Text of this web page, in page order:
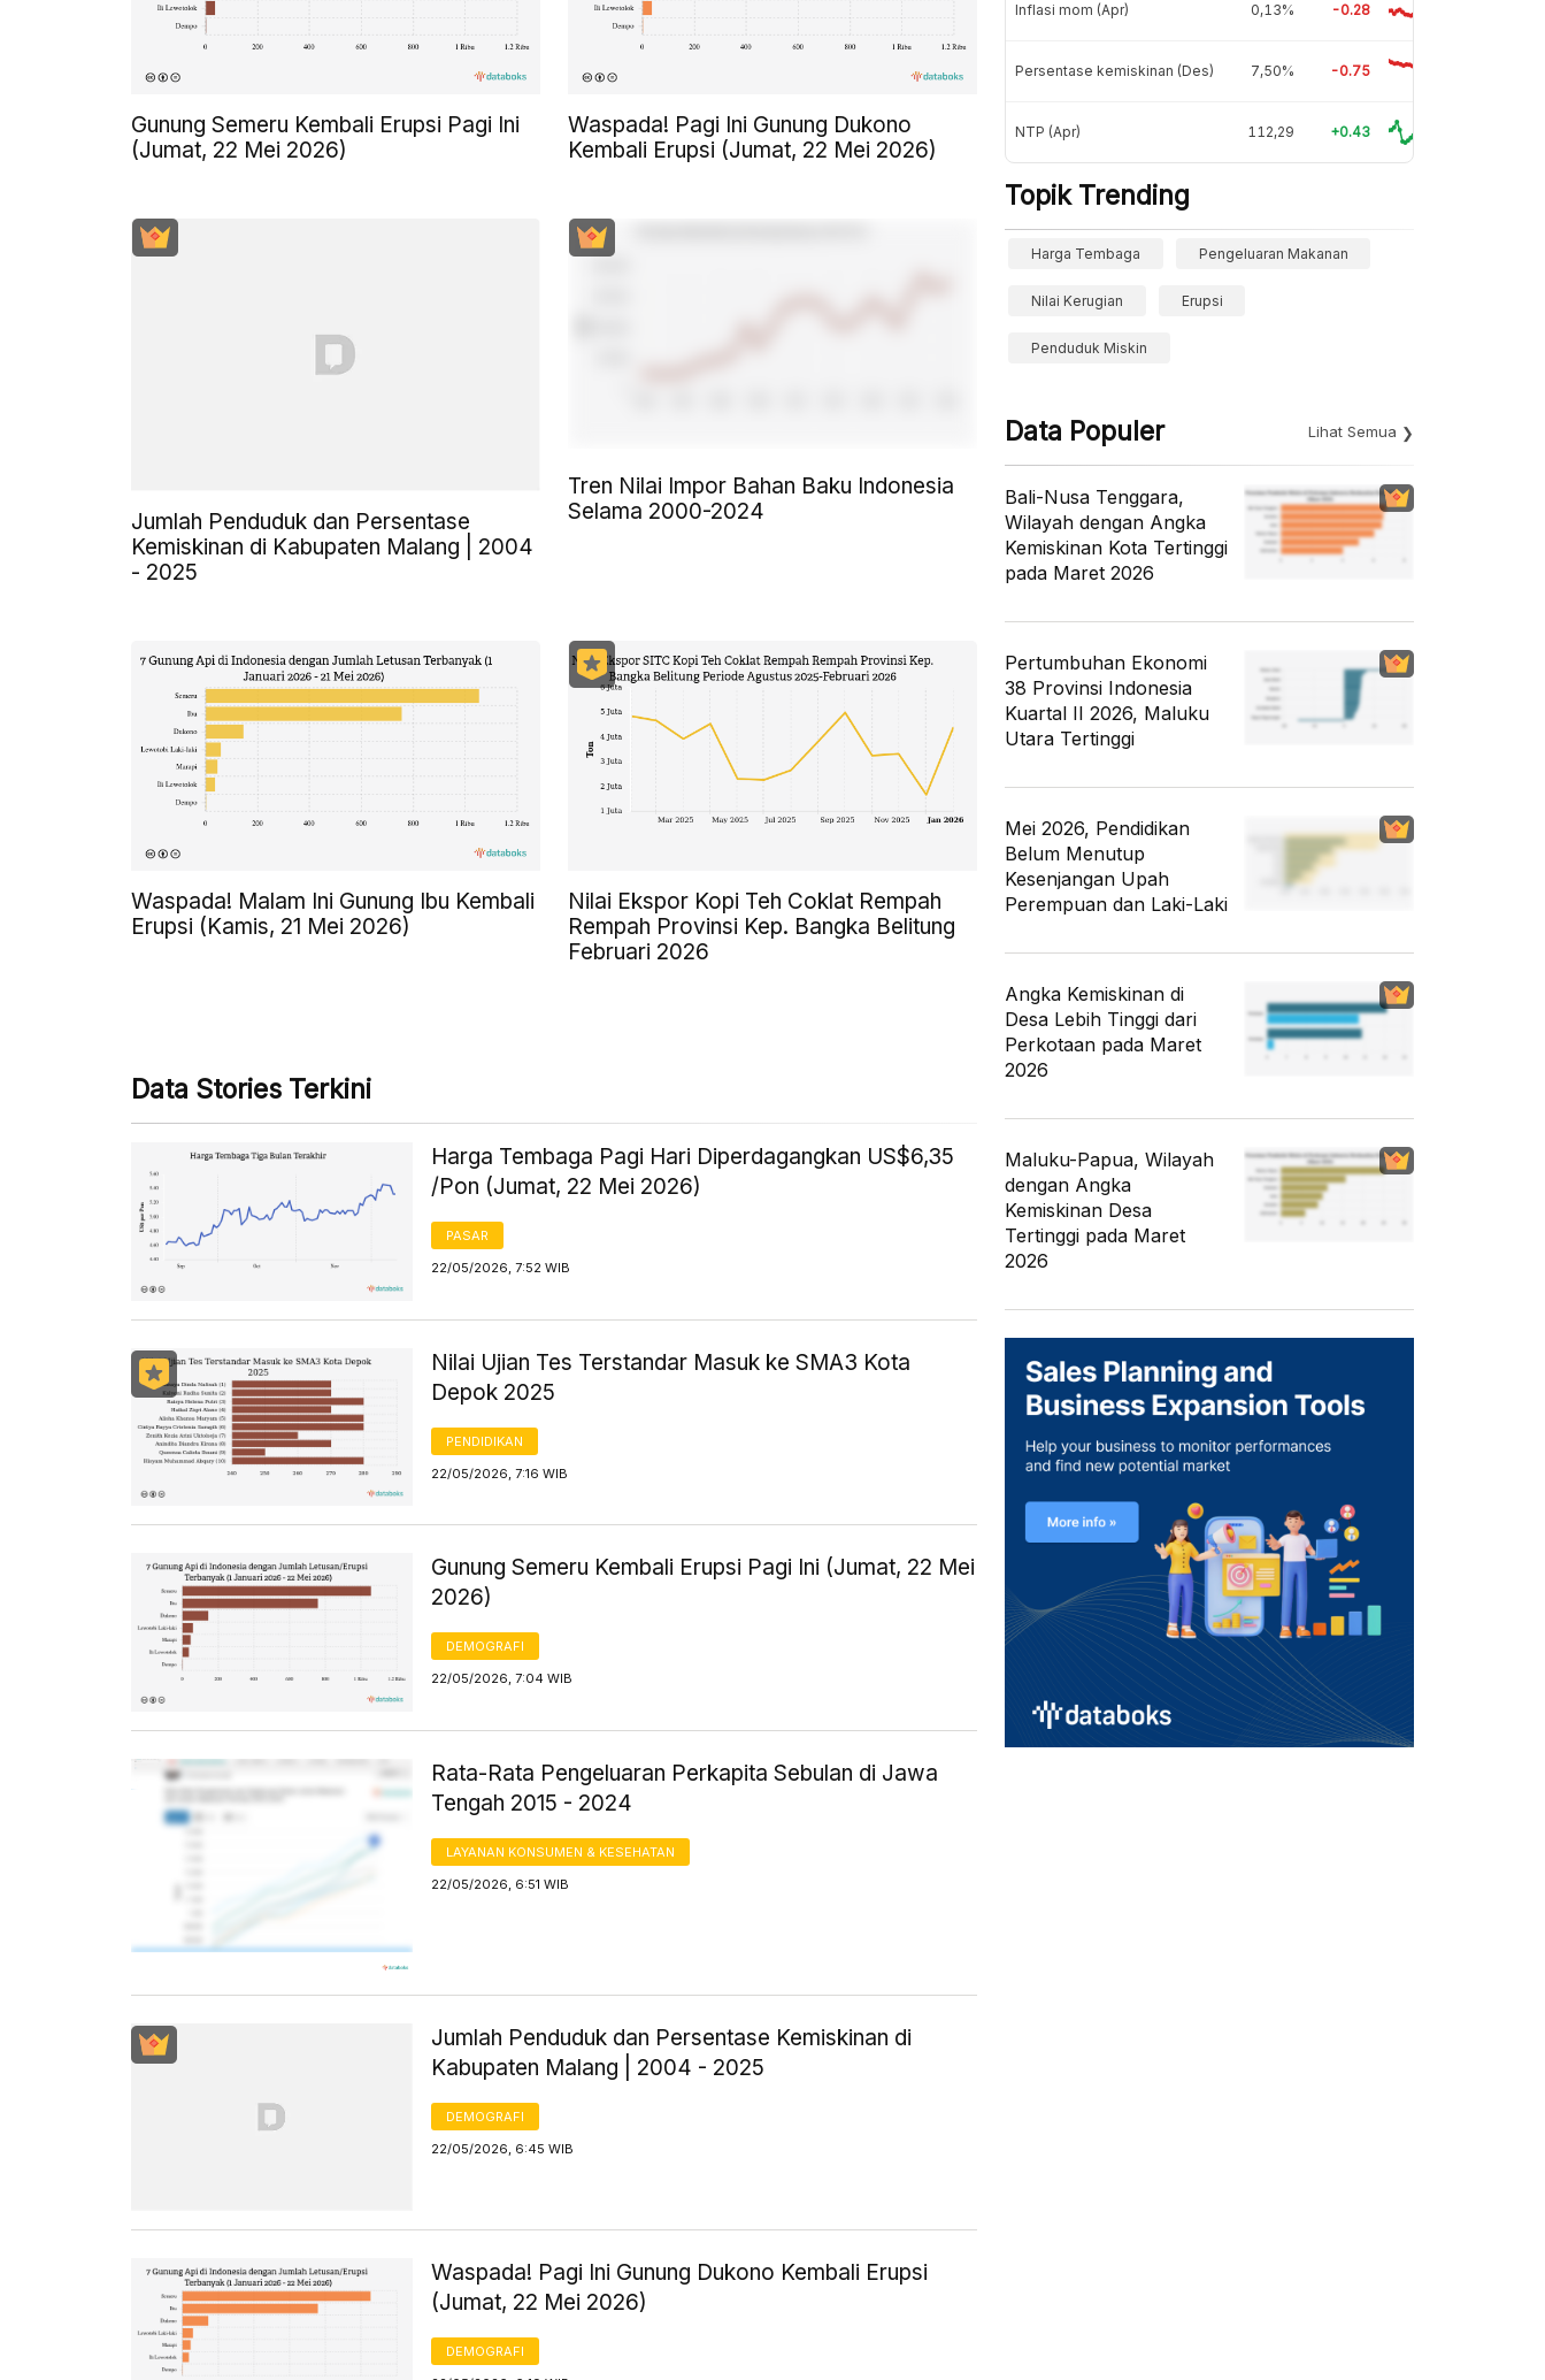
Gunung Semeru Kembali Erupsi Pagi Ini
(Jumat, 22 Mei 2026)
Waspada! Pagi Ini Gunung Dukono
Kembali Erupsi (Jumat, 22 Mei 2026)
Jumlah Penduduk dan Persentase
Kemiskinan di Kabupaten Malang | 2004
- 2025
Tren Nilai Impor Bahan Baku Indonesia
Selama 2000-2024
Waspada! Malam Ini Gunung Ibu Kembali
Erupsi (Kamis, 21 Mei 2026)
Nilai Ekspor Kopi Teh Coklat Rempah
Rempah Provinsi Kep. Bangka Belitung
Februari 2026
Data Stories Terkini
Harga Tembaga Pagi Hari Diperdagangkan US$6,35
/Pon (Jumat, 22 Mei 2026)
PASAR
22/05/2026, 7:52 WIB
Nilai Ujian Tes Terstandar Masuk ke SMA3 Kota
Depok 2025
PENDIDIKAN
22/05/2026, 7:16 WIB
Gunung Semeru Kembali Erupsi Pagi Ini (Jumat, 22 Mei
2026)
DEMOGRAFI
22/05/2026, 7:04 WIB
Rata-Rata Pengeluaran Perkapita Sebulan di Jawa
Tengah 2015 - 2024
LAYANAN KONSUMEN & KESEHATAN
22/05/2026, 6:51 WIB
Jumlah Penduduk dan Persentase Kemiskinan di
Kabupaten Malang | 2004 - 2025
DEMOGRAFI
22/05/2026, 6:45 WIB
Waspada! Pagi Ini Gunung Dukono Kembali Erupsi
(Jumat, 22 Mei 2026)
DEMOGRAFI
Inflasi mom (Apr) 0,13% -0.28
Persentase kemiskinan (Des) 7,50% -0.75
NTP (Apr) 112,29 +0.43
Topik Trending
Harga Tembaga Pengeluaran Makanan
Nilai Kerugian Erupsi
Penduduk Miskin
Data Populer Lihat Semua
Bali-Nusa Tenggara,
Wilayah dengan Angka
Kemiskinan Kota Tertinggi
pada Maret 2026
Pertumbuhan Ekonomi
38 Provinsi Indonesia
Kuartal II 2026, Maluku
Utara Tertinggi
Mei 2026, Pendidikan
Belum Menutup
Kesenjangan Upah
Perempuan dan Laki-Laki
Angka Kemiskinan di
Desa Lebih Tinggi dari
Perkotaan pada Maret
2026
Maluku-Papua, Wilayah
dengan Angka
Kemiskinan Desa
Tertinggi pada Maret
2026